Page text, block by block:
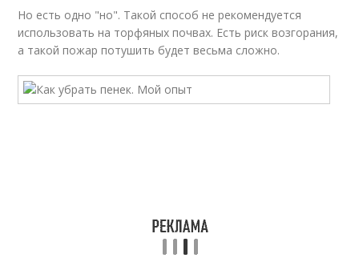
Но есть одно "но". Такой способ не рекомендуется
использовать на торфяных почвах. Есть риск возгорания,
а такой пожар потушить будет весьма сложно.